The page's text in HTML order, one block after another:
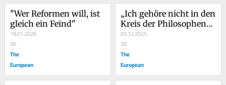
"Wer Reformen will, ist
gleich ein Feind"
19.01.2026
50
The
European
„Ich gehöre nicht in den
Kreis der Philosophen“:
Hannah Arendts
„Denken ohne
Geländer“
03.12.2025
20
The
European